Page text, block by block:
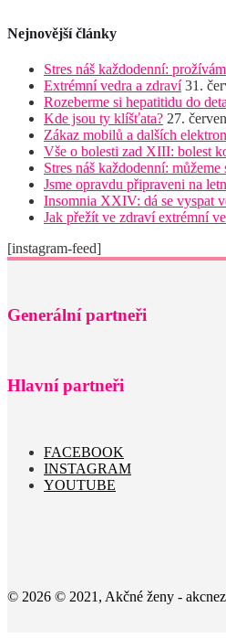
Nejnovější články
Stres náš každodenní:
Extrémní vedra a zdraví 31.
Rozeberme si hepatitidu do
Kde jsou ty klíšťata? 27.
Zákaz mobilů a dalších
Vše o bolesti zad XIII: bolest
Stres náš každodenní:
Jsme opravdu připraveni na
Insomnia XXIV: dá se vyspat
Jak přežít ve zdraví extrémní
[instagram-feed]
Generální partneři
Hlavní partneři
FACEBOOK
INSTAGRAM
YOUTUBE
© 2026 © 2021, Akčné ženy -